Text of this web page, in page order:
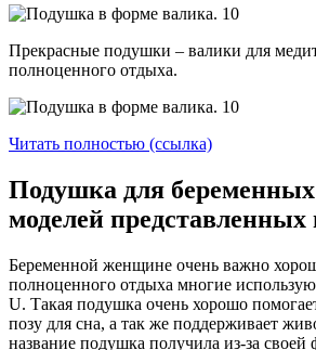
Прекрасные подушки – валики для
полноценного отдыха.
Читать полностью (ссылка)
Подушка для
моделей
Беременной женщине очень важно
полноценного отдыха многие
U. Такая подушка очень хорошо
позу для сна, а так же поддерживает
название подушка получила из-за своей